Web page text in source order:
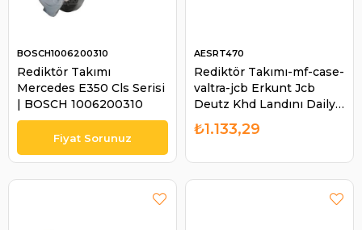
Rediktör Takımı
Mercedes E350 Cls Serisi
| BOSCH 1006200310
BOSCH1006200310
Rediktör Takımı-mf-case-
valtra-jcb Erkunt Jcb
Deutz Khd Landını Daily
Mascott Perkins | AES
RT470
AESRT470
₺1.133,29